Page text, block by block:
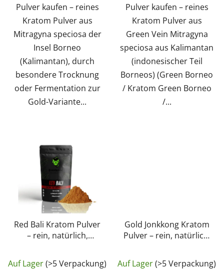
Pulver kaufen – reines
Kratom Pulver aus
Mitragyna speciosa der
Insel Borneo
(Kalimantan), durch
besondere Trocknung
oder Fermentation zur
Gold-Variante...
Pulver kaufen – reines
Kratom Pulver aus
Green Vein Mitragyna
speciosa aus Kalimantan
(indonesischer Teil
Borneos) (Green Borneo
/ Kratom Green Borneo
/...
Red Bali Kratom Pulver
– rein, natürlich,
durchschnittliche
Auf Lager(>5 Verpackung)
Gold Jonkkong Kratom
Pulver – rein, natürlich,
Auf Lager(>5 Verpackung)